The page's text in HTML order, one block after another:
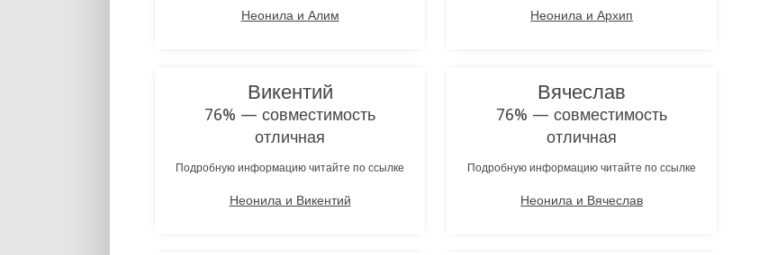
Неонила и Алим Неонила и Архип
Викентий
76% — совместимость
отличная
Подробную информацию читайте по ссылке
Неонила и Викентий
Вячеслав
76% — совместимость
отличная
Подробную информацию читайте по ссылке
Неонила и Вячеслав